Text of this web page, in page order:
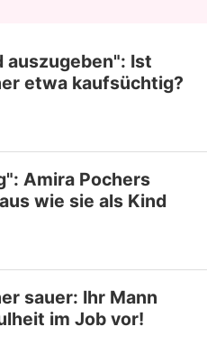
auszugeben": Ist
etwa kaufsüchtig?
Amira Pochers
wie sie als Kind
sauer: Ihr Mann
im Job vor!